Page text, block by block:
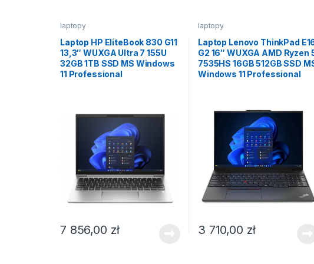
laptopy
Laptop HP EliteBook 830 G11
13,3″ WUXGA Ultra 7 155U
32GB 1TB SSD MS Windows
11 Professional
7 856,00 zł
laptopy
Laptop Lenovo ThinkPad
G2 16″ WUXGA AMD Ryzen
7535HS 16GB 512GB SSD
Windows 11 Professional
3 710,00 zł